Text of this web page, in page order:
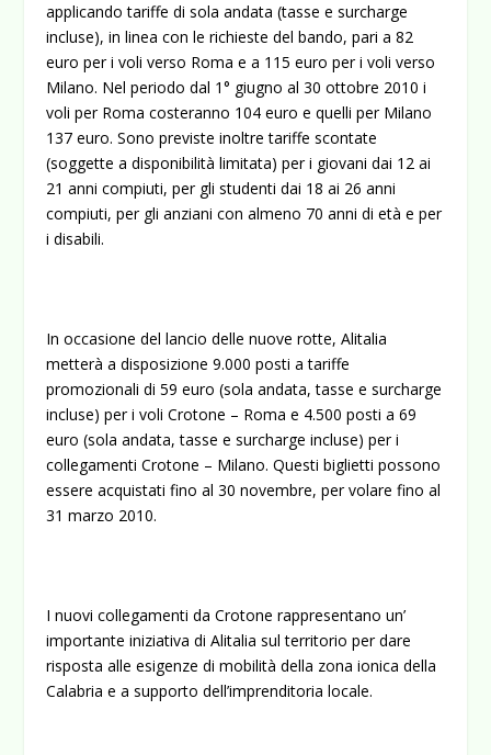
applicando tariffe di sola andata (tasse e surcharge
incluse), in linea con le richieste del bando, pari a 82
euro per i voli verso Roma e a 115 euro per i voli verso
Milano. Nel periodo dal 1° giugno al 30 ottobre 2010 i
voli per Roma costeranno 104 euro e quelli per Milano
137 euro. Sono previste inoltre tariffe scontate
(soggette a disponibilità limitata) per i giovani dai 12 ai
21 anni compiuti, per gli studenti dai 18 ai 26 anni
compiuti, per gli anziani con almeno 70 anni di età e per
i disabili.
In occasione del lancio delle nuove rotte, Alitalia
metterà a disposizione 9.000 posti a tariffe
promozionali di 59 euro (sola andata, tasse e surcharge
incluse) per i voli Crotone – Roma e 4.500 posti a 69
euro (sola andata, tasse e surcharge incluse) per i
collegamenti Crotone – Milano. Questi biglietti possono
essere acquistati fino al 30 novembre, per volare fino al
31 marzo 2010.
I nuovi collegamenti da Crotone rappresentano un’
importante iniziativa di Alitalia sul territorio per dare
risposta alle esigenze di mobilità della zona ionica della
Calabria e a supporto dell’imprenditoria locale.